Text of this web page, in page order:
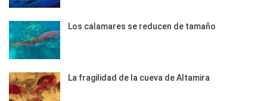
Los calamares se reducen de tamaño
La fragilidad de la cueva de Altamira